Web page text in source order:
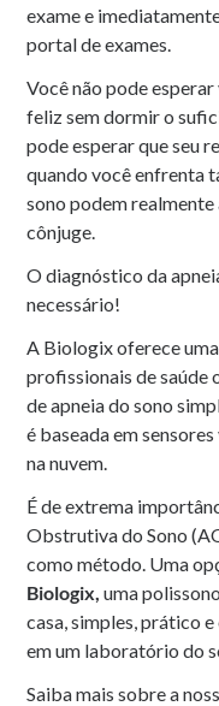
exame e
portal de exames.
Você não pode
feliz sem dormir o
pode esperar que seu
quando você enfrenta
sono podem
cônjuge.
O diagnóstico da
necessário!
A Biologix oferece
profissionais de saúde
de apneia do sono
é baseada em
na nuvem.
É de extrema
Obstrutiva do Sono
como método. Uma
Biologix, uma
casa, simples, prático
em um laboratório do
Saiba mais sobre a